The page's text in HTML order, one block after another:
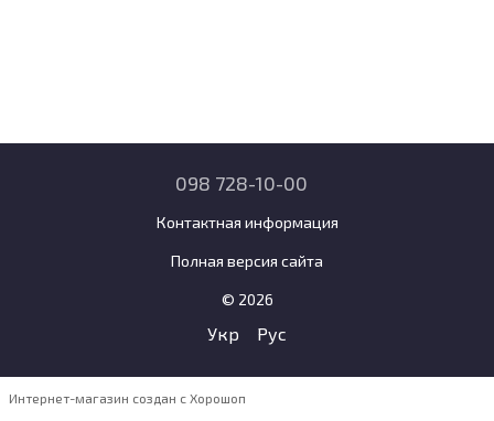
098 728-10-00
Контактная информация
Полная версия сайта
© 2026
Укр Рус
Интернет-магазин создан с Хорошоп